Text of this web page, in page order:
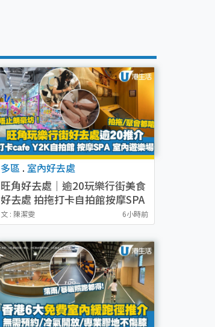
多區 . 室內好去處
旺角好去處｜逾20玩樂行街美食
好去處 拍拖打卡自拍館按摩SPA
推介
文 : 陳潔雯 6小時前